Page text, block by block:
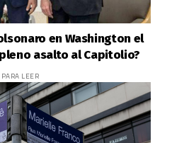
en Washington el
asalto al Capitolio?
LEER